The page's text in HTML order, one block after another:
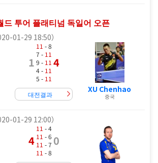
드 투어 플래티넘 독일어 오픈
01-29 18:50）
1
11 - 8
7 - 11
9 - 11
4 - 11
5 - 11
4
대전결과
XU Chenhao
중국
01-29 12:00）
4
11 - 4
11 - 6
11 - 7
11 - 8
0